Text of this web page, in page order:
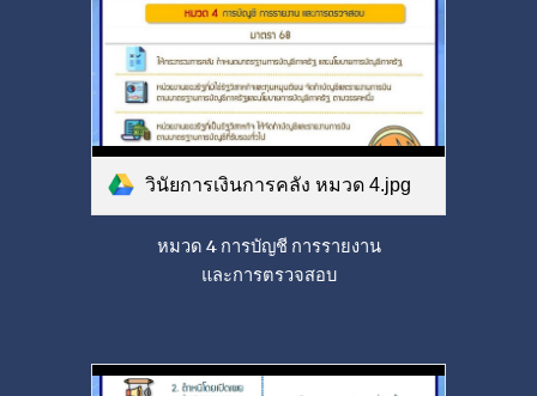
วินัยการเงินการคลัง หมวด 4.jpg
หมวด 4 การบัญชี การรายงาน
และการตรวจสอบ